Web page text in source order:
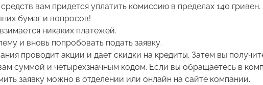
вам придется уплатить комиссию в пределах 140 гривен.
бумаг и вопросов!
никаких платежей.
и вновь попробовать подать заявку.
проводит акции и дает скидки на кредиты. Затем вы
суммой и четырехзначным кодом. Если вы обращаетесь в
заявку можно в отделении или онлайн на сайте компании.